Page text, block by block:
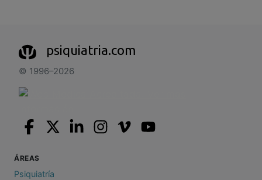
psiquiatria.com
© 1996–2026
ÁREAS
Psiquiatría